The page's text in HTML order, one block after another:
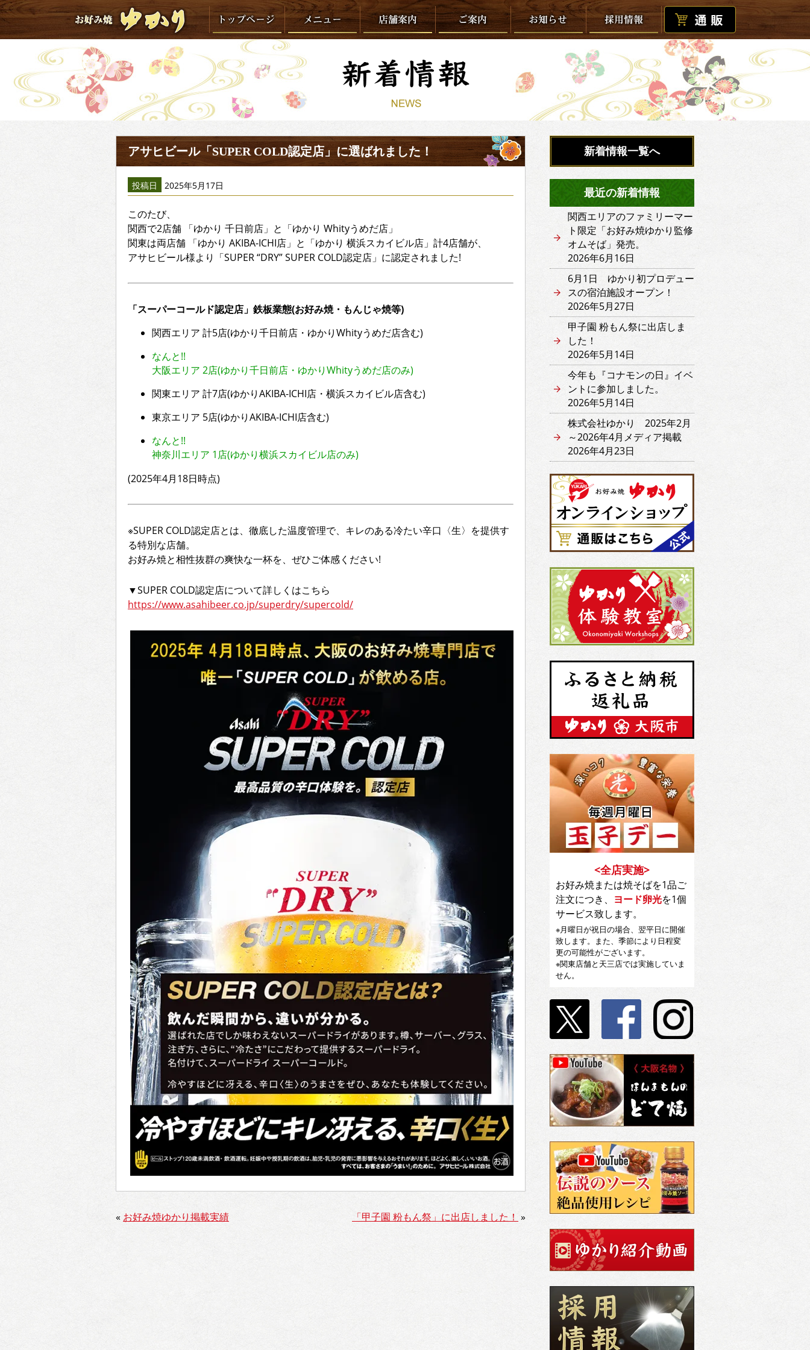
アサヒビール「SUPER COLD認定店」に選ばれました！
投稿日 2025年5月17日
このたび、
関西で2店舗 「ゆかり 千日前店」と「ゆかり Whityうめだ店」
関東は両店舗 「ゆかり AKIBA-ICHI店」と「ゆかり 横浜スカイビル店」計4店舗が、
アサヒビール様より「SUPER “DRY” SUPER COLD認定店」に認定されました!
「スーパーコールド認定店」鉄板業態(お好み焼・もんじゃ焼等)
関西エリア 計5店(ゆかり千日前店・ゆかりWhityうめだ店含む)
なんと!!
大阪エリア 2店(ゆかり千日前店・ゆかりWhityうめだ店のみ)
関東エリア 計7店(ゆかりAKIBA-ICHI店・横浜スカイビル店含む)
東京エリア 5店(ゆかりAKIBA-ICHI店含む)
なんと!!
神奈川エリア 1店(ゆかり横浜スカイビル店のみ)
(2025年4月18日時点)
※SUPER COLD認定店とは、徹底した温度管理で、キレのある冷たい辛口〈生〉を提供す
る特別な店舗。
お好み焼と相性抜群の爽快な一杯を、ぜひご体感ください!
▼SUPER COLD認定店について詳しくはこちら
https://www.asahibeer.co.jp/superdry/supercold/
« お好み焼ゆかり掲載実績 「甲子園 粉もん祭」に出店しました！ »
新着情報一覧へ
最近の新着情報
関西エリアのファミリーマー
ト限定「お好み焼ゆかり監修
オムそば」発売。
2026年6月16日
6月1日 ゆかり初プロデュー
スの宿泊施設オープン！
2026年5月27日
甲子園 粉もん祭に出店しま
した！
2026年5月14日
今年も『コナモンの日』イベ
ントに参加しました。
2026年5月14日
株式会社ゆかり 2025年2月
～2026年4月メディア掲載
2026年4月23日
<全店実施>
お好み焼または焼そばを1品ご
注文につき、 ヨード卵光を1個
サービス致します。
※月曜日が祝日の場合、翌平日に開催
致します。また、季節により日程変
更の可能性がございます。
※関東店舗と天三店では実施していま
せん。